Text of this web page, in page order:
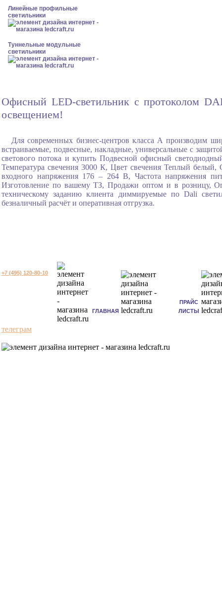
Линейные профильные
светильники
Туннельные модульные
светильники
Офисный LED-светильник с протоколом
освещением!
Для современных бизнес-центров класса А производим
встраиваемые, подвесные, накладные, универсальные с
светового потока и купить Подвесной офисный
Температура свечения 3000 К, Цвет свечения Теплый
входного напряжения 176 – 264 В, Частота напряжения
Изготовление по вашему ТЗ, Продажи оптом и в розницу,
техническому заданию клиента диммируемые по Dali
безналичный расчёт и оперативная отгрузка.
+7 (495) 120-80-10
ГЛАВНАЯ
ПРАЙС
ЛИСТЫ
телеграм